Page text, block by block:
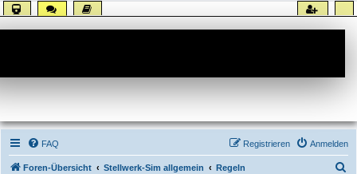
FAQ Anmelden
Registrieren
Foren-Übersicht Stellwerk-Sim allgemein Regeln